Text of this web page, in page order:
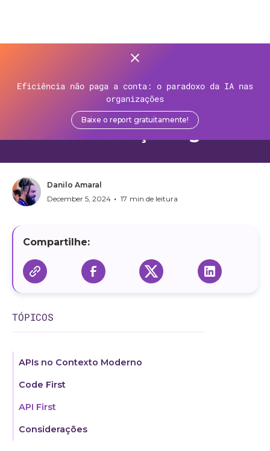
Eficiência não paga a conta: o paradoxo da IA nas
organizações
Baixe o report gratuitamente!
API First: uma abordagem
para impulsionar sua
transformação digital
Danilo Amaral
December 5, 2024 • 17 min de leitura
Compartilhe:
TÓPICOS
APIs no Contexto Moderno
Code First
API First
Considerações